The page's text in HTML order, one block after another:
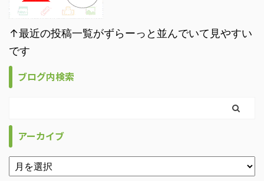
↑最近の投稿一覧がずらーっと並んでいて見やすい
です
ブログ内検索
アーカイブ